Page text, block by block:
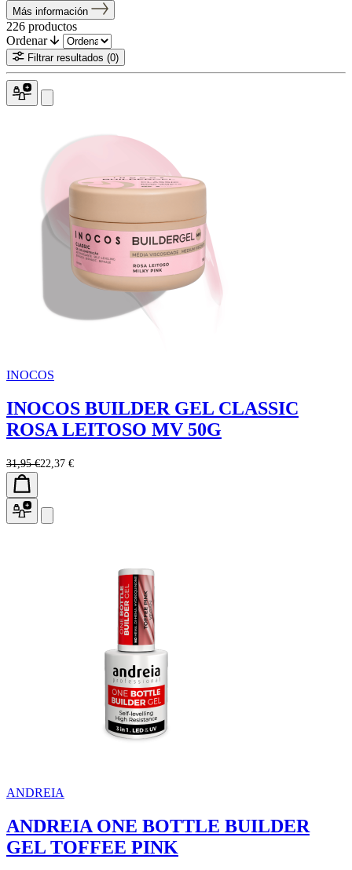
Más información
226 productos
Ordenar
Filtrar resultados (0)
INOCOS
INOCOS BUILDER GEL CLASSIC
ROSA LEITOSO MV 50G
31,95 €22,37 €
ANDREIA
ANDREIA ONE BOTTLE BUILDER
GEL TOFFEE PINK